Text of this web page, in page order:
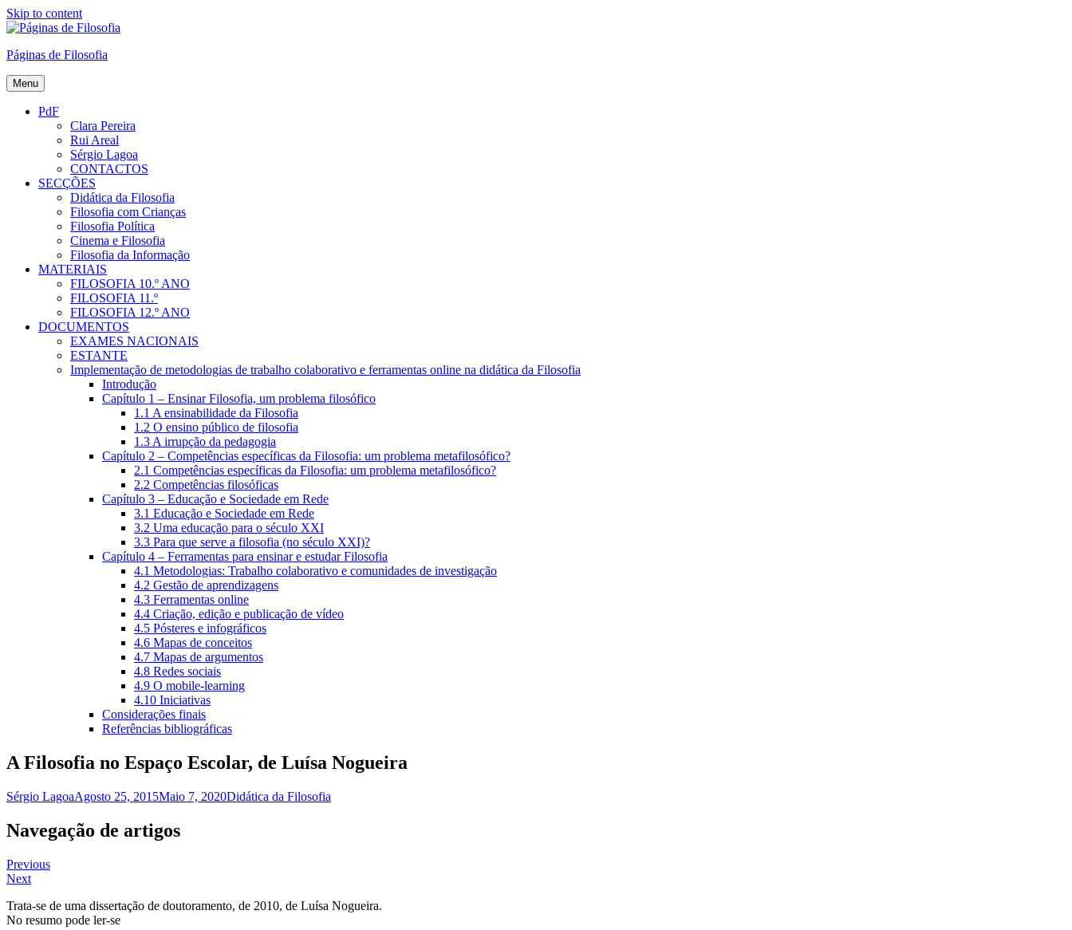
Skip to content
Páginas de Filosofia
Menu
PdF
Clara Pereira
Rui Areal
Sérgio Lagoa
CONTACTOS
SECÇÕES
Didática da Filosofia
Filosofia com Crianças
Filosofia Política
Cinema e Filosofia
Filosofia da Informação
MATERIAIS
FILOSOFIA 10.º ANO
FILOSOFIA 11.º
FILOSOFIA 12.º ANO
DOCUMENTOS
EXAMES NACIONAIS
ESTANTE
Implementação de metodologias de trabalho colaborativo e ferramentas online na didática da Filosofia
Introdução
Capítulo 1 – Ensinar Filosofia, um problema filosófico
1.1 A ensinabilidade da Filosofia
1.2 O ensino público de filosofia
1.3 A irrupção da pedagogia
Capítulo 2 – Competências específicas da Filosofia: um problema metafilosófico?
2.1 Competências específicas da Filosofia: um problema metafilosófico?
2.2 Competências filosóficas
Capítulo 3 – Educação e Sociedade em Rede
3.1 Educação e Sociedade em Rede
3.2 Uma educação para o século XXI
3.3 Para que serve a filosofia (no século XXI)?
Capítulo 4 – Ferramentas para ensinar e estudar Filosofia
4.1 Metodologias: Trabalho colaborativo e comunidades de investigação
4.2 Gestão de aprendizagens
4.3 Ferramentas online
4.4 Criação, edição e publicação de vídeo
4.5 Pósteres e infográficos
4.6 Mapas de conceitos
4.7 Mapas de argumentos
4.8 Redes sociais
4.9 O mobile-learning
4.10 Iniciativas
Considerações finais
Referências bibliográficas
A Filosofia no Espaço Escolar, de Luísa Nogueira
Sérgio LagoaAgosto 25, 2015Maio 7, 2020Didática da Filosofia
Navegação de artigos
Previous
Next
Trata-se de uma dissertação de doutoramento, de 2010, de Luísa Nogueira.
No resumo pode ler-se